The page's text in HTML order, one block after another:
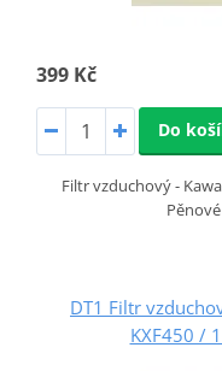
399 Kč
Do
Filtr vzduchový -
DT1 Filtr
KXF450 /